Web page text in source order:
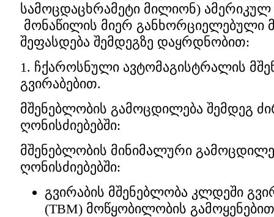
სამოცდაცხრამეტი მილიონ)
მონაწილის მიერ განხორციელებული
შეფასდება შემდეგზე დაყრდნობით:
1. ჩქაროსნული ავტომაგისტრალის
გვირაბებით.
მშენებლობის გამოცდილება შემდეგ
ღონისძიებებში:
მშენებლობის მინიმალური
ღონისძიებებში:
გვირაბის მშენებლობა კლდეში
(TBM) მოწყობილობის